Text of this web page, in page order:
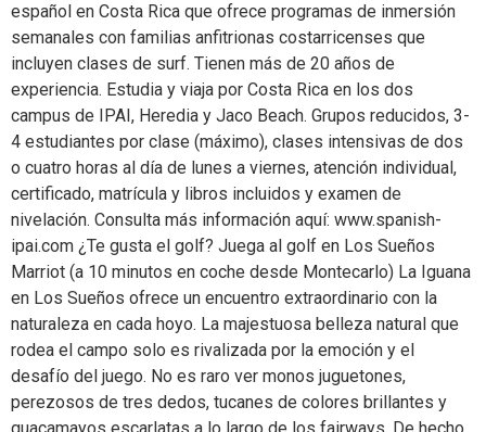
español en Costa Rica que ofrece programas de inmersión
semanales con familias anfitrionas costarricenses que
incluyen clases de surf. Tienen más de 20 años de
experiencia. Estudia y viaja por Costa Rica en los dos
campus de IPAI, Heredia y Jaco Beach. Grupos reducidos, 3-
4 estudiantes por clase (máximo), clases intensivas de dos
o cuatro horas al día de lunes a viernes, atención individual,
certificado, matrícula y libros incluidos y examen de
nivelación. Consulta más información aquí: www.spanish-
ipai.com ¿Te gusta el golf? Juega al golf en Los Sueños
Marriot (a 10 minutos en coche desde Montecarlo) La Iguana
en Los Sueños ofrece un encuentro extraordinario con la
naturaleza en cada hoyo. La majestuosa belleza natural que
rodea el campo solo es rivalizada por la emoción y el
desafío del juego. No es raro ver monos juguetones,
perezosos de tres dedos, tucanes de colores brillantes y